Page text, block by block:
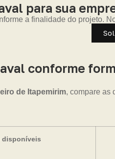
para sua
a finalidade do projeto.
conforme
de Itapemirim, compare as
disponíveis